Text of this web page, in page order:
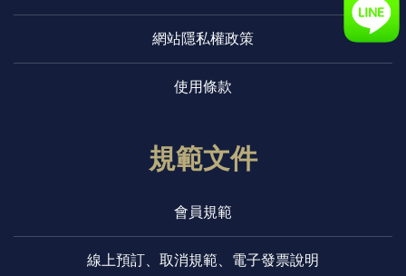
網站隱私權政策
使用條款
規範文件
會員規範
線上預訂、取消規範、電子發票說明